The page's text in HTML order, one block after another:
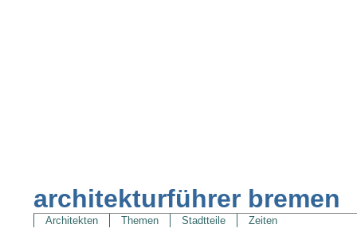
architekturführer bremen
Architekten Themen Stadtteile Zeiten